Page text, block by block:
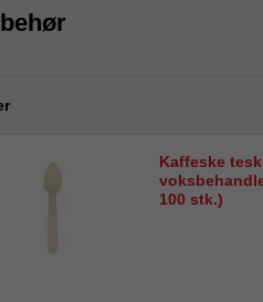
Kaffeske
100 stk.)